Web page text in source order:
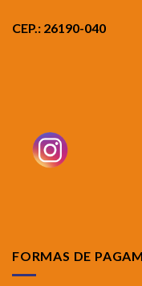
CEP.: 26190-040
FORMAS DE